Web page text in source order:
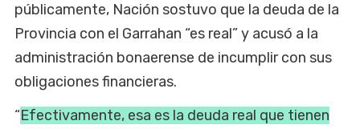
públicamente, Nación sostuvo que la deuda de la
Provincia con el Garrahan “es real” y acusó a la
administración bonaerense de incumplir con sus
obligaciones financieras.
“Efectivamente, esa es la deuda real que tienen